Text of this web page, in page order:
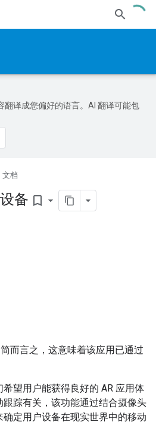
翻译成您偏好的语言。AI 翻译可能包
文档
备 bookmark_border
而言之，这意味着该应用已通过
望用户能获得良好的 AR 应用体
踪有关，该功能通过结合摄像头
定用户设备在现实世界中的移动